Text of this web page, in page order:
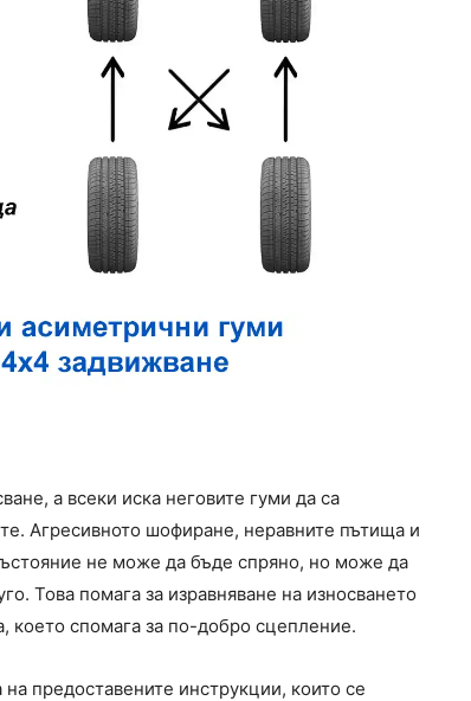
а всеки иска неговите гуми да са
Агресивното шофиране, неравните пътища и
не може да бъде спряно, но може да
Това помага за изравняване на износването
което спомага за по-добро сцепление.
на предоставените инструкции, които се